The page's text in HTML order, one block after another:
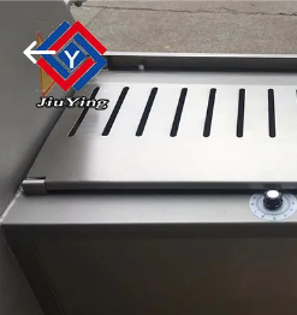
ДОМОЙ
ПРОДУКТЫ
Guangzhou
Machinery
Co.,Ltd.
Rights
Reserved.